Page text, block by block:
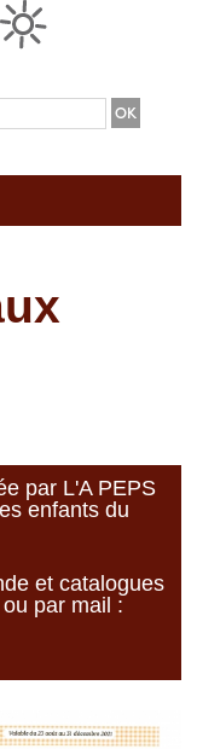
par L'A PEPS
enfants du
et catalogues
par mail :